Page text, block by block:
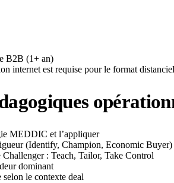
B2B (1+ an)
internet est requise pour le format
MEDDIC et l’appliquer
(Identify, Champion, Economic Buyer)
Challenger : Teach, Tailor, Take Control
dominant
le contexte deal